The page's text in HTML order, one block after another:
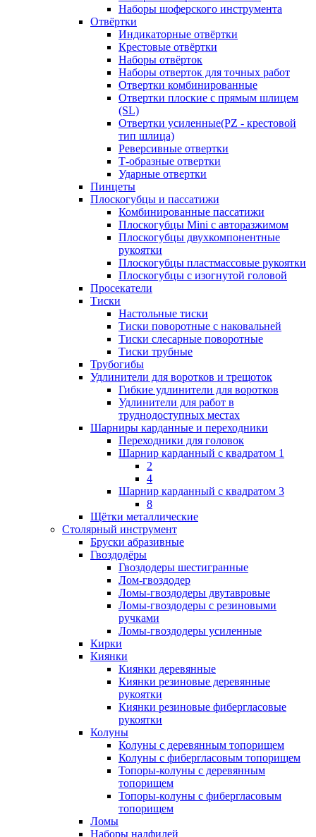
Наборы шоферского инструмента
Отвёртки
Индикаторные отвёртки
Крестовые отвёртки
Наборы отвёрток
Наборы отверток для точных работ
Отвертки комбинированные
Отвертки плоские с прямым шлицем
(SL)
Отвертки усиленные(PZ - крестовой
тип шлица)
Реверсивные отвертки
Т-образные отвертки
Ударные отвертки
Пинцеты
Плоскогубцы и пассатижи
Комбинированные пассатижи
Плоскогубцы Mini с авторазжимом
Плоскогубцы двухкомпонентные
рукоятки
Плоскогубцы пластмассовые рукоятки
Плоскогубцы с изогнутой головой
Просекатели
Тиски
Настольные тиски
Тиски поворотные с наковальней
Тиски слесарные поворотные
Тиски трубные
Трубогибы
Удлинители для воротков и трещоток
Гибкие удлинители для воротков
Удлинители для работ в
труднодоступных местах
Шарниры карданные и переходники
Переходники для головок
Шарнир карданный с квадратом 1
2
4
Шарнир карданный с квадратом 3
8
Щётки металлические
Столярный инструмент
Бруски абразивные
Гвоздодёры
Гвоздодеры шестигранные
Лом-гвоздодер
Ломы-гвоздодеры двутавровые
Ломы-гвоздодеры с резиновыми
ручками
Ломы-гвоздодеры усиленные
Кирки
Киянки
Киянки деревянные
Киянки резиновые деревянные
рукоятки
Киянки резиновые фибергласовые
рукоятки
Колуны
Колуны с деревянным топорищем
Колуны с фибергласовым топорищем
Топоры-колуны с деревянным
топорищем
Топоры-колуны с фибергласовым
топорищем
Ломы
Наборы надфилей